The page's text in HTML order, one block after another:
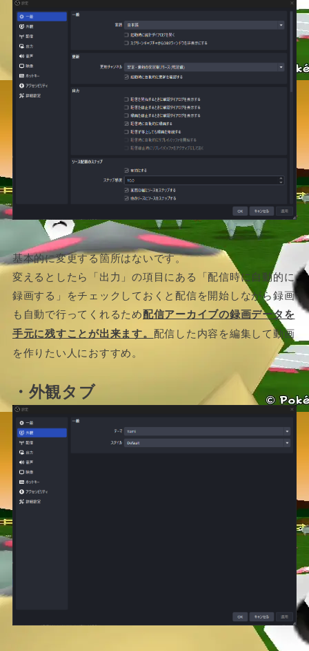
基本的に変更する箇所はないです。
変えるとしたら「出力」の項目にある「配信時に自動的に
録画する」をチェックしておくと配信を開始しながら録画
も自動で行ってくれるため配信アーカイブの録画データを
手元に残すことが出来ます。 配信した内容を編集して動画
を作りたい人におすすめ。
・外観タブ